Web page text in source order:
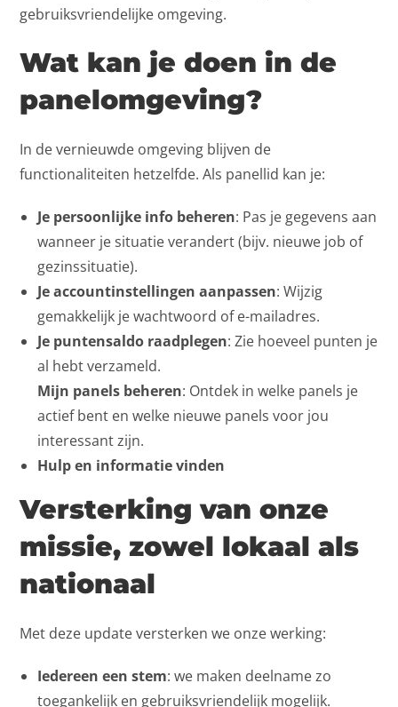
gebruiksvriendelijke omgeving.
Wat kan je doen in de
panelomgeving?
In de vernieuwde omgeving blijven de
functionaliteiten hetzelfde. Als panellid kan je:
Je persoonlijke info beheren: Pas je gegevens aan
wanneer je situatie verandert (bijv. nieuwe job of
gezinssituatie).
Je accountinstellingen aanpassen: Wijzig
gemakkelijk je wachtwoord of e-mailadres.
Je puntensaldo raadplegen: Zie hoeveel punten je
al hebt verzameld.
Mijn panels beheren: Ontdek in welke panels je
actief bent en welke nieuwe panels voor jou
interessant zijn.
Hulp en informatie vinden
Versterking van onze
missie, zowel lokaal als
nationaal
Met deze update versterken we onze werking:
Iedereen een stem: we maken deelname zo
toegankelijk en gebruiksvriendelijk mogelijk.